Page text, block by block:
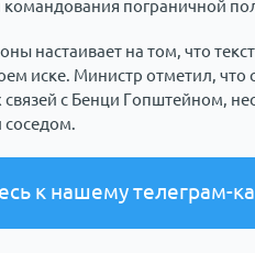
командования пограничной
настаивает на том, что
иске. Министр отметил, что
с Бенци Гопштейном,
соседом.
к нашему телеграм-